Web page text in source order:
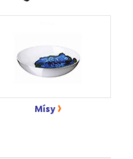
Mísy ›